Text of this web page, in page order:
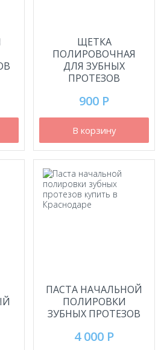
ЩЕТКА
ПОЛИРОВОЧНАЯ
ДЛЯ ЗУБНЫХ
ПРОТЕЗОВ
900 Р
В корзину
ПАСТА НАЧАЛЬНОЙ
ПОЛИРОВКИ
ЗУБНЫХ ПРОТЕЗОВ
4 000 Р